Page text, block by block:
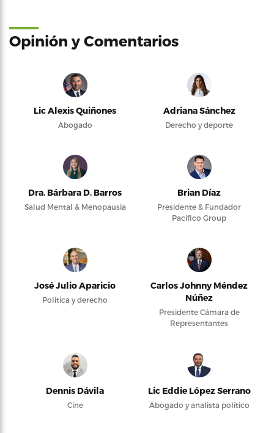
Opinión y Comentarios
Lic Alexis Quiñones
Abogado
Adriana Sánchez
Derecho y deporte
Dra. Bárbara D. Barros
Salud Mental & Menopausia
Brian Díaz
Presidente & Fundador
Pacifico Group
José Julio Aparicio
Política y derecho
Carlos Johnny Méndez
Núñez
Presidente Cámara de
Representantes
Dennis Dávila
Cine
Lic Eddie López Serrano
Abogado y analista político